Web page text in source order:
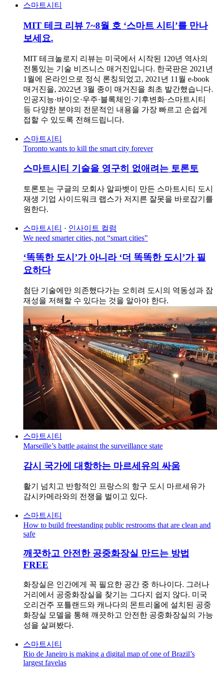
스마트시티
MIT 테크 리뷰 7~8월 호 ‘스마트 시티’를 만나
보세요.
MIT 테크놀로지 리뷰는 미국에서 시작된 120년 역사의
전통있는 기술 비즈니스 매거진입니다. 한국판은 2021년
1월에 온라인으로 정식 론칭되었고, 2021년 11월 e-book
매거진을, 2022년 3월 종이 매거진을 최초 발간했습니다.
인공지능·바이오·우주·블록체인·기후변화·스마트시티
등 다양한 분야의 전문적인 내용을 가장 빠르고 손쉽게
접할 수 있도록 전해드립니다.
스마트시티
Toronto wants to kill the smart city forever
스마트시티 기술을 영구히 없애려는 토론토
토론토는 구글의 모회사 알파벳이 만든 스마트시티 도시
재생 기업 사이드워크 랩스가 저지른 잘못을 바로잡기를
원한다.
스마트시티 · 인사이트 컬럼
We need smarter cities, not “smart cities”
‘똑똑한 도시’가 아니라 ‘더 똑똑한 도시’가 필
요하다
첨단 기술에만 의존했다가는 오히려 도시의 역동성과 잠
재성을 저해할 수 있다는 것을 알아야 한다.
스마트시티
Marseille’s battle against the surveillance state
감시 국가에 대항하는 마르세유의 싸움
활기 넘치고 반항적인 프랑스의 항구 도시 마르세유가
감시카메라와의 전쟁을 벌이고 있다.
스마트시티
How to build freestanding public restrooms that are clean and
safe
깨끗하고 안전한 공중화장실 만드는 방법
FREE
화장실은 인간에게 꼭 필요한 공간 중 하나이다. 그러나
거리에서 공중화장실을 찾기는 그다지 쉽지 않다. 미국
오리건주 포틀랜드와 캐나다의 몬트리올에 설치된 공중
화장실 모델을 통해 깨끗하고 안전한 공중화장실의 가능
성을 살펴봤다.
스마트시티
Rio de Janeiro is making a digital map of one of Brazil’s
largest favelas